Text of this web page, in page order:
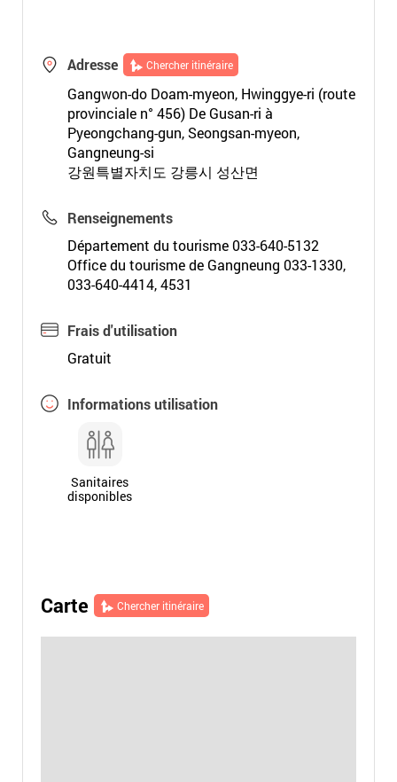
Adresse Chercher itinéraire
Gangwon-do Doam-myeon, Hwinggye-ri (route
provinciale n° 456) De Gusan-ri à
Pyeongchang-gun, Seongsan-myeon,
Gangneung-si
강원특별자치도 강릉시 성산면
Renseignements
Département du tourisme 033-640-5132
Office du tourisme de Gangneung 033-1330,
033-640-4414, 4531
Frais d'utilisation
Gratuit
Informations utilisation
Sanitaires
disponibles
Carte Chercher itinéraire